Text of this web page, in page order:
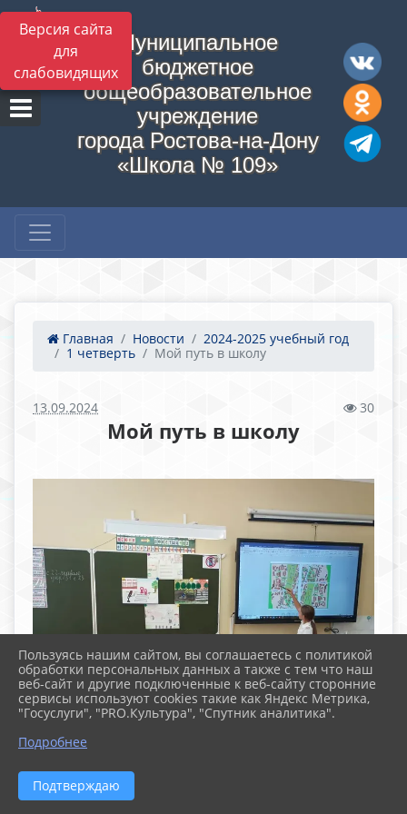
Версия сайта
для
слабовидящих
Муниципальное
бюджетное
общеобразовательное
учреждение
города Ростова-на-Дону
«Школа № 109»
Главная Новости
2024-2025 учебный год
1 четверть
Мой путь в школу
13.09.2024 30
Мой путь в школу
Пользуясь нашим сайтом, вы соглашаетесь с политикой
обработки персональных данных а также с тем что наш
веб-сайт и другие подключенные к веб-сайту сторонние
сервисы используют cookies такие как Яндекс Метрика,
"Госуслуги", "PRO.Культура", "Спутник аналитика".
Подробнее
Подтверждаю